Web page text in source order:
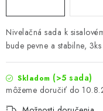
Nivelačná sada k
bude pevne a stabilne,
Skladom (>5 sada)